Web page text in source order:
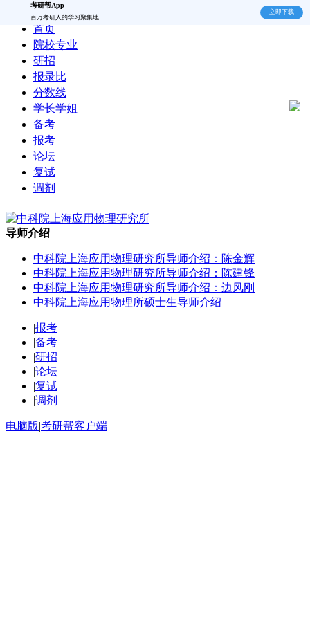
考研帮App
百万考研人的学习聚集地
立即下载
首页
院校专业
研招
报录比
分数线
学长学姐
备考
报考
论坛
复试
调剂
导师介绍
中科院上海应用物理研究所导师介绍：陈金辉
中科院上海应用物理研究所导师介绍：陈建锋
中科院上海应用物理研究所导师介绍：边风刚
中科院上海应用物理所硕士生导师介绍
|报考
|备考
|研招
|论坛
|复试
|调剂
电脑版|考研帮客户端